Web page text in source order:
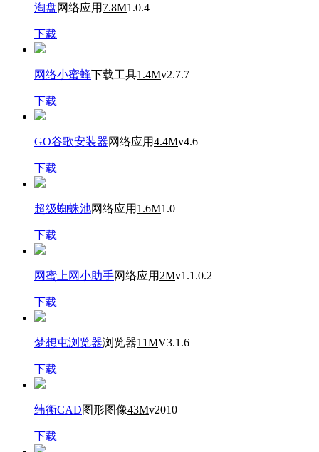
淘盘网络应用 7.8M1.0.4
下载
网络小蜜蜂下载工具1.4Mv2.7.7
下载
GO谷歌安装器网络应用4.4Mv4.6
下载
超级蜘蛛池网络应用 1.6M1.0
下载
网蜜上网小助手网络应用 2Mv1.1.0.2
下载
梦想屯浏览器浏览器11MV3.1.6
下载
纬衡CAD图形图像43Mv2010
下载